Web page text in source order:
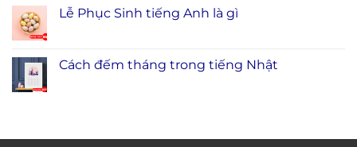
Lễ Phục Sinh tiếng Anh là gì
Cách đếm tháng trong tiếng Nhật